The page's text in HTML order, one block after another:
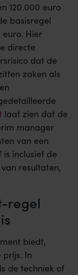
120.000 euro
basisregel
euro. Hier
directe
dat de
zaken als
laat zien dat de
manager
van een
inclusief de
resultaten,
regel
biedt,
In
de techniek of